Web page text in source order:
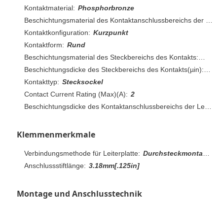
Kontaktmaterial: Phosphorbronze
Kontaktkonfiguration: Kurzpunkt
Kontaktform: Rund
Kontakttyp: Stecksockel
Contact Current Rating (Max)(A): 2
Klemmenmerkmale
Verbindungsmethode für Leiterplatte: Durchsteckmontage - Löten
Anschlussstiftlänge: 3.18mm[.125in]
Montage und Anschlusstechnik